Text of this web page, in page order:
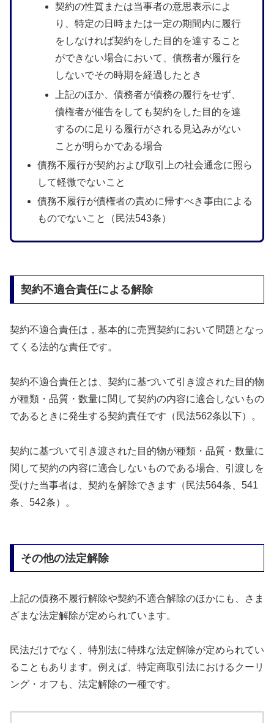
契約の性質または当事者の意思表示によ
り、特定の日時または一定の期間内に履行
をしなければ契約をした目的を達すること
ができない場合において、債務者が履行を
しないでその時期を経過したとき
上記のほか、債務者が債務の履行をせず、
債権者が催告をしても契約をした目的を達
するのに足りる履行がされる見込みがない
ことが明らかである場合
債務不履行が契約および取引上の社会通念に照ら
して軽微でないこと
債務不履行が債権者の責めに帰すべき事由による
ものでないこと（民法543条）
契約不適合責任による解除
契約不適合責任は，基本的に売買契約において問題となっ
てくる法的な責任です。
契約不適合責任とは、契約に基づいて引き渡された目的物
が種類・品質・数量に関して契約の内容に適合しないもの
であるときに発生する契約責任です（民法562条以下）。
契約に基づいて引き渡された目的物が種類・品質・数量に
関して契約の内容に適合しないものである場合、引渡しを
受けた当事者は、契約を解除できます（民法564条、541
条、542条）。
その他の法定解除
上記の債務不履行解除や契約不適合解除のほかにも、さま
ざまな法定解除が定められています。
民法だけでなく、特別法に特殊な法定解除が定められてい
ることもあります。例えば、特定商取引法におけるクーリ
ング・オフも、法定解除の一種です。